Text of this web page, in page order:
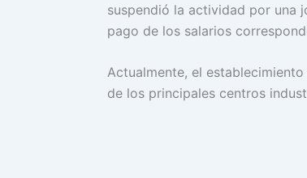
suspendió la actividad por una
pago de los salarios
Actualmente, el
de los principales centros